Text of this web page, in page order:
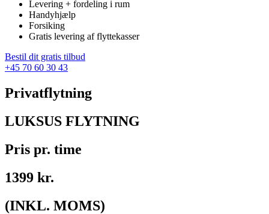
Levering + fordeling i rum
Handyhjælp
Forsiking
Gratis levering af flyttekasser
Bestil dit gratis tilbud
+45 70 60 30 43
Privatflytning
LUKSUS FLYTNING
Pris pr. time
1399 kr.
(INKL. MOMS)